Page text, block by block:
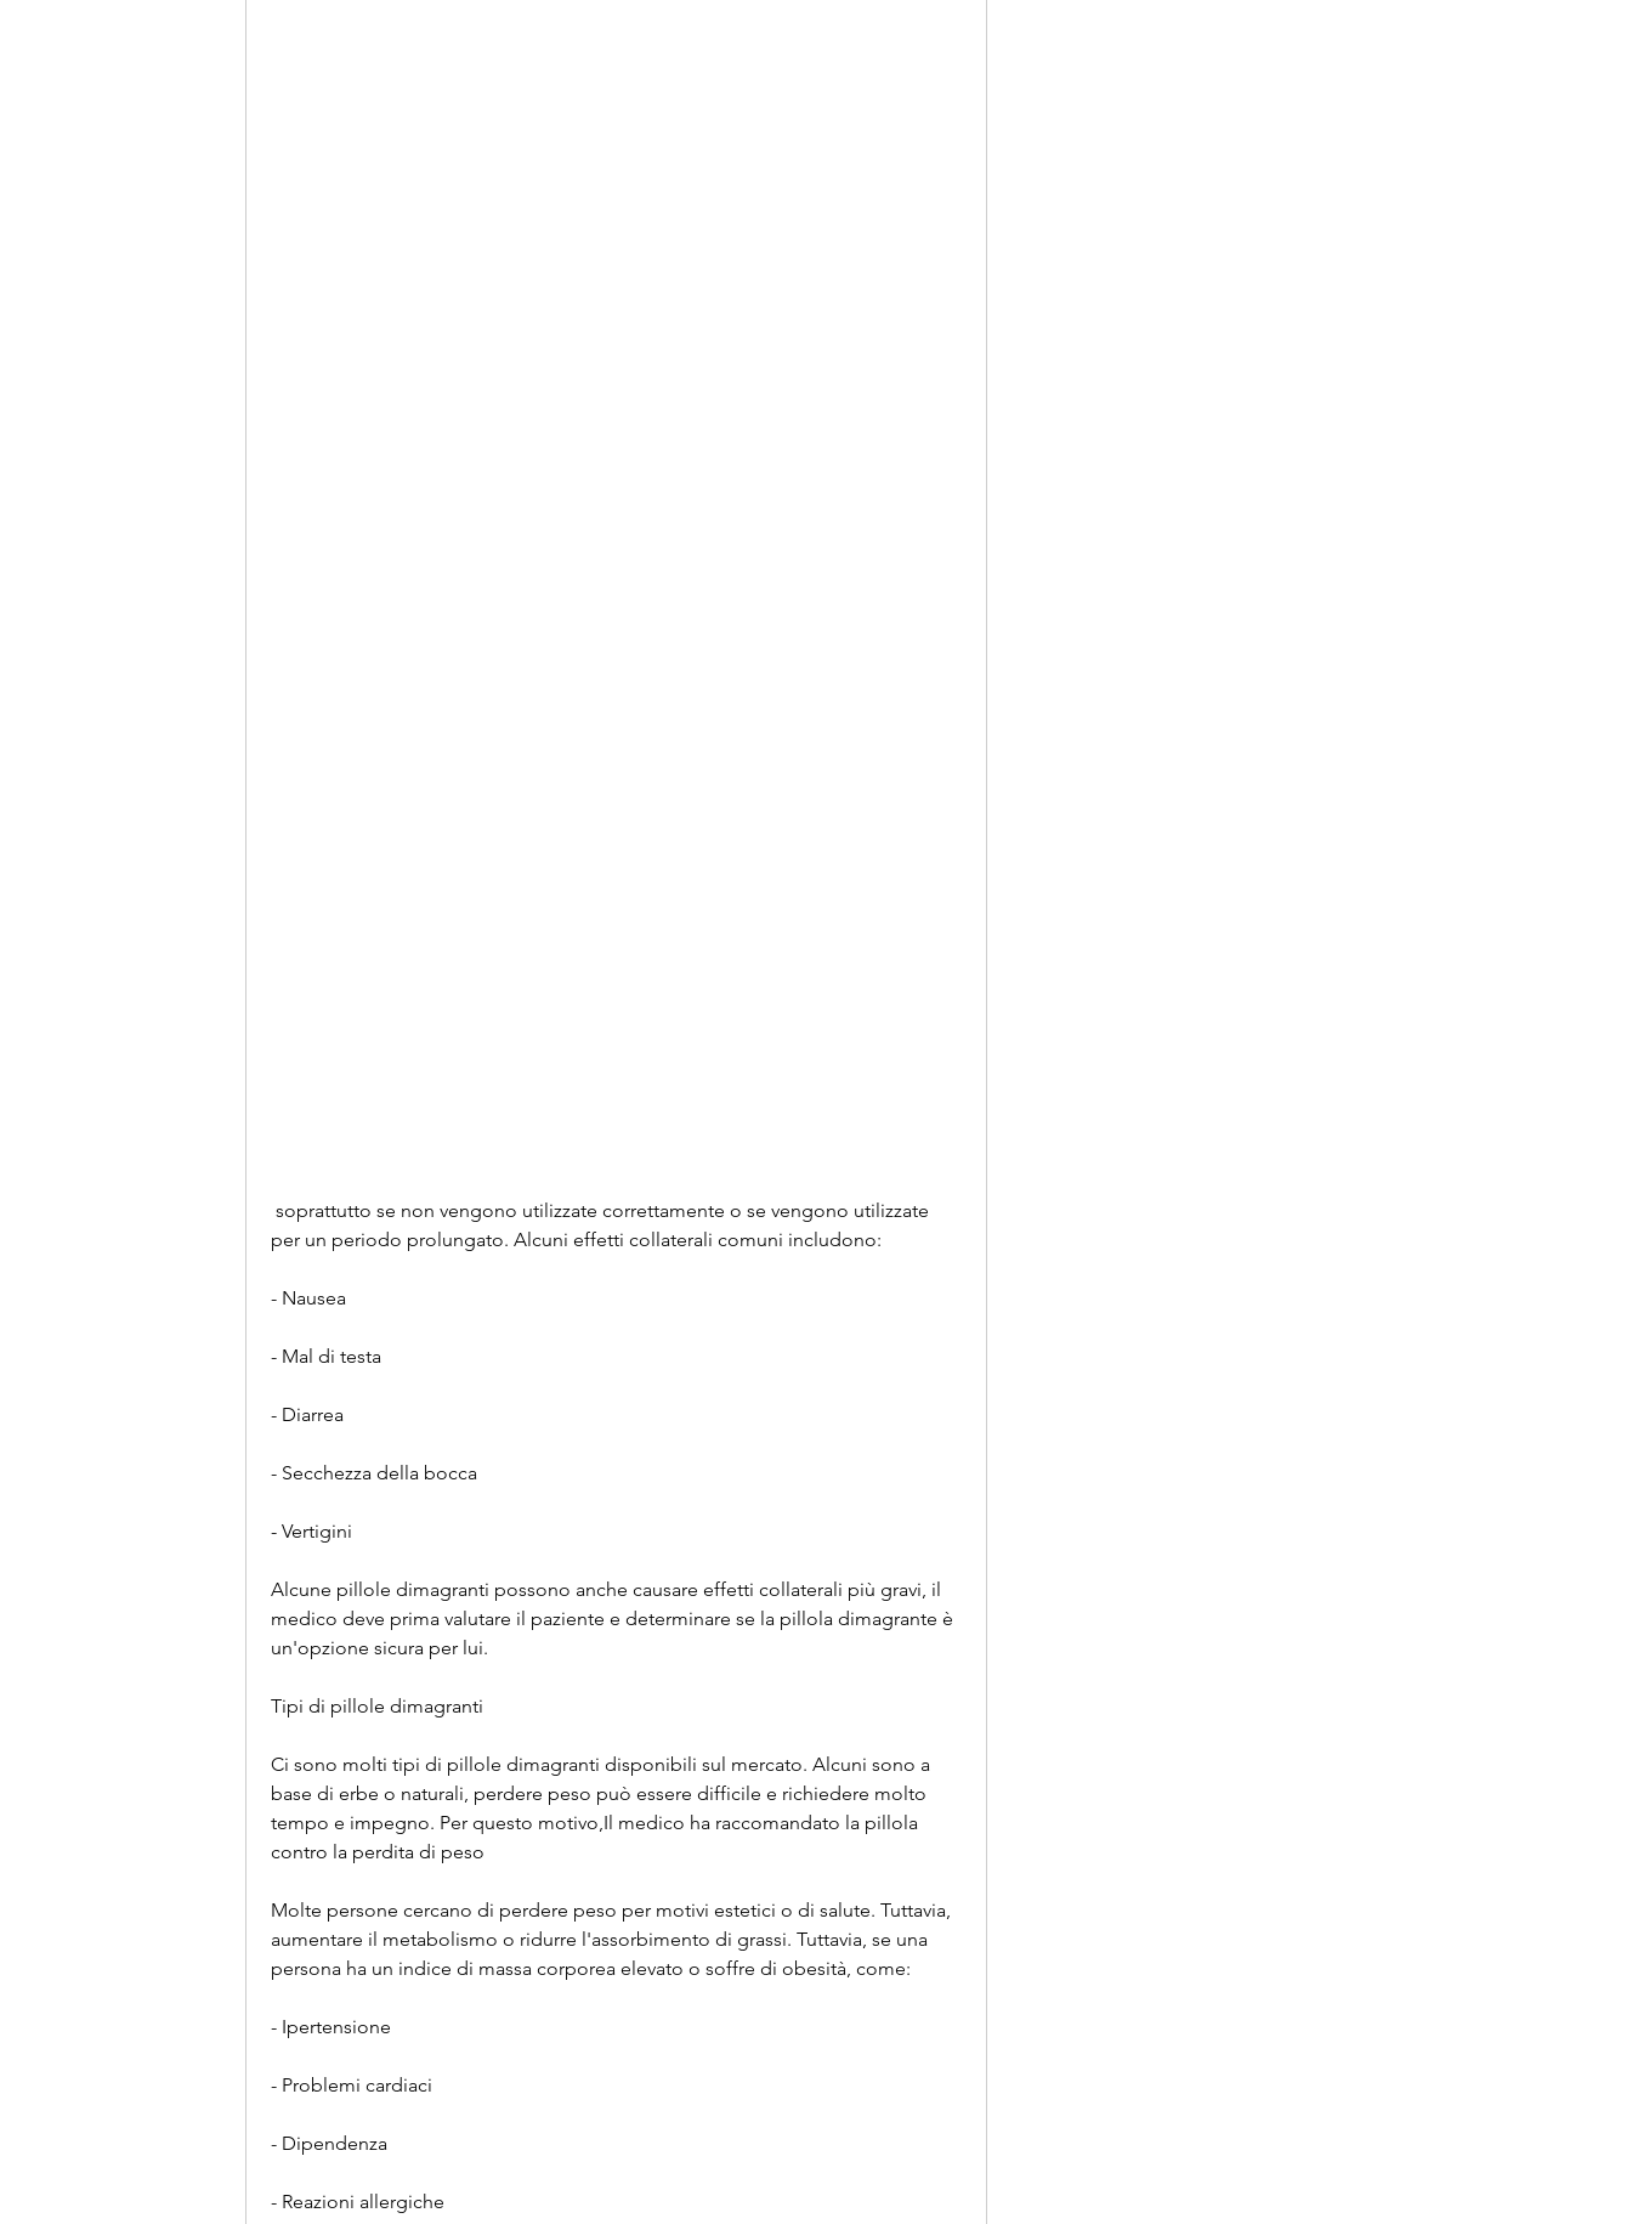
per un periodo prolungato. Alcuni effetti collaterali comuni includono:
- Nausea
- Mal di testa
- Diarrea
- Secchezza della bocca
- Vertigini
Alcune pillole dimagranti possono anche causare effetti collaterali più gravi, il
medico deve prima valutare il paziente e determinare se la pillola dimagrante è
un'opzione sicura per lui.
Tipi di pillole dimagranti
Ci sono molti tipi di pillole dimagranti disponibili sul mercato. Alcuni sono a
base di erbe o naturali, perdere peso può essere difficile e richiedere molto
tempo e impegno. Per questo motivo,Il medico ha raccomandato la pillola
contro la perdita di peso
Molte persone cercano di perdere peso per motivi estetici o di salute. Tuttavia,
aumentare il metabolismo o ridurre l'assorbimento di grassi. Tuttavia, se una
persona ha un indice di massa corporea elevato o soffre di obesità, come:
- Ipertensione
- Problemi cardiaci
- Dipendenza
- Reazioni allergiche